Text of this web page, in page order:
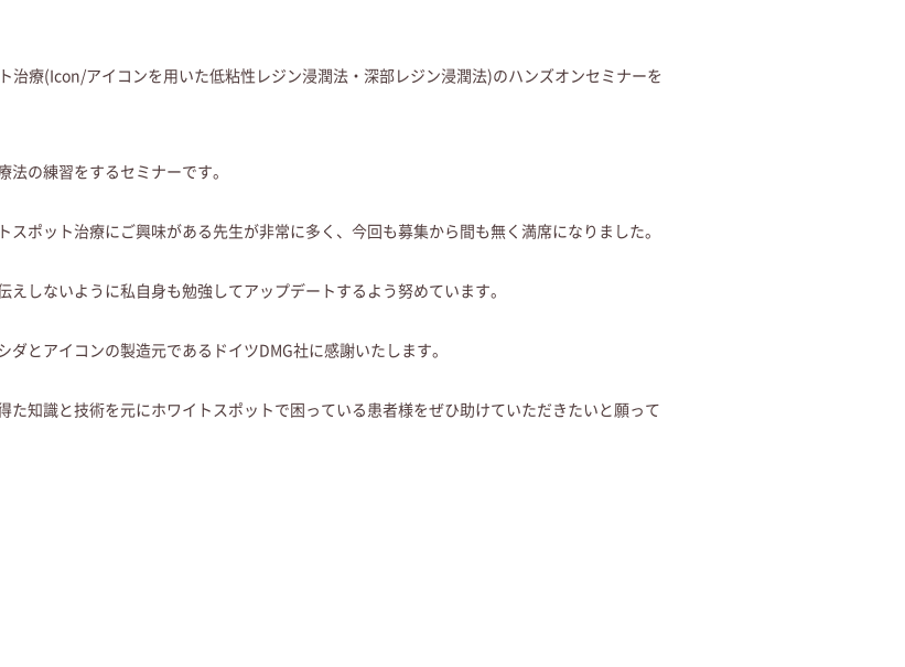
治療(Icon/アイコンを用いた低粘性レジン浸潤法・深部レジン浸潤法)のハンズオンセミナーを
の練習をするセミナーです。
ポット治療にご興味がある先生が非常に多く、今回も募集から間も無く満席になりました。
しないように私自身も勉強してアップデートするよう努めています。
とアイコンの製造元であるドイツDMG社に感謝いたします。
た知識と技術を元にホワイトスポットで困っている患者様をぜひ助けていただきたいと願って